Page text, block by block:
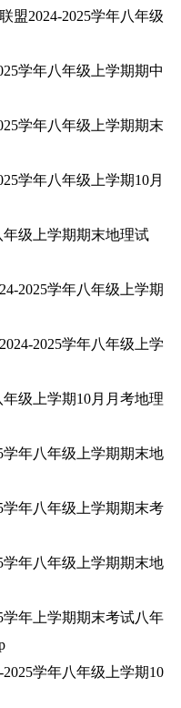
2024-2025学年八年级
学年八年级上学期期中
学年八年级上学期期末
学年八年级上学期10月
级上学期期末地理试
2025学年八年级上学期
2025学年八年级上学
级上学期10月月考地理
年八年级上学期期末地
年八年级上学期期末考
年八年级上学期期末地
年上学期期末考试八年
学年八年级上学期10